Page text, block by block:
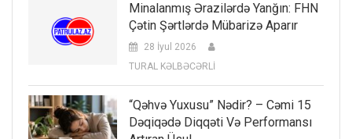
Minalanmış Ərazilərdə Yanğın: FHN
Çətin Şərtlərdə Mübarizə Aparır
28 İyul 2026
TURAL KƏLBƏCƏRLİ
“Qəhvə Yuxusu” Nədir? – Cəmi 15
Dəqiqədə Diqqəti Və Performansı